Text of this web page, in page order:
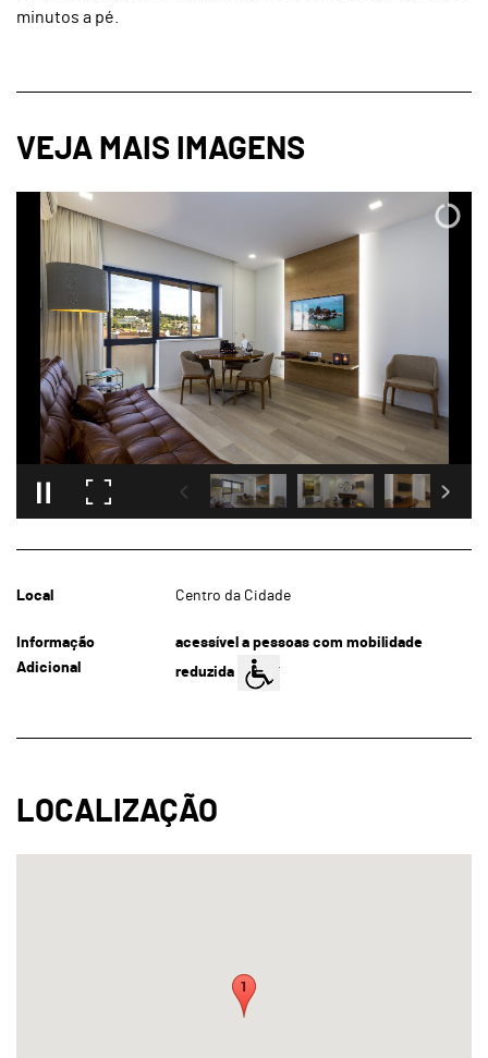
minutos a pé.
Local Centro da Cidade
Informação
Adicional
acessível a pessoas com mobilidade
reduzida